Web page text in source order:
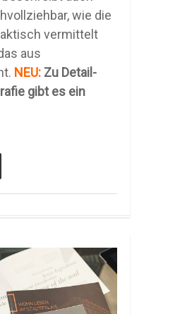
wie die
vermittelt
aus
NEU: Zu Detail-
gibt es ein